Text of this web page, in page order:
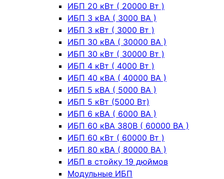
ИБП 20 кВт ( 20000 Вт )
ИБП 3 кВА ( 3000 ВА )
ИБП 3 кВт ( 3000 Вт )
ИБП 30 кВА ( 30000 ВА )
ИБП 30 кВт ( 30000 Вт )
ИБП 4 кВт ( 4000 Вт )
ИБП 40 кВА ( 40000 ВА )
ИБП 5 кВА ( 5000 ВА )
ИБП 5 кВт (5000 Вт)
ИБП 6 кВА ( 6000 ВА )
ИБП 60 кВА 380В ( 60000 ВА )
ИБП 60 кВт ( 60000 Вт )
ИБП 80 кВА ( 80000 ВА )
ИБП в стойку 19 дюймов
Модульные ИБП